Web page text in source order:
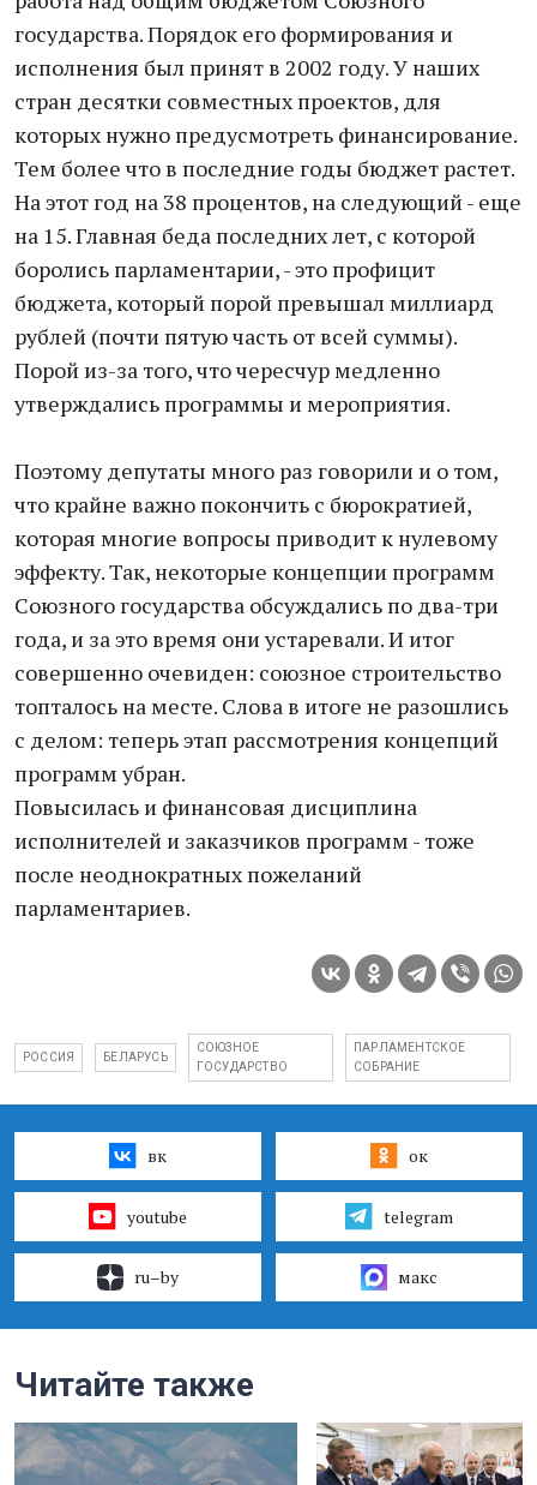
государства. Порядок его формирования и
исполнения был принят в 2002 году. У наших
стран десятки совместных проектов, для
которых нужно предусмотреть финансирование.
Тем более что в последние годы бюджет растет.
На этот год на 38 процентов, на следующий - еще
на 15. Главная беда последних лет, с которой
боролись парламентарии, - это профицит
бюджета, который порой превышал миллиард
рублей (почти пятую часть от всей суммы).
Порой из-за того, что чересчур медленно
утверждались программы и мероприятия.
Поэтому депутаты много раз говорили и о том,
что крайне важно покончить с бюрократией,
которая многие вопросы приводит к нулевому
эффекту. Так, некоторые концепции программ
Союзного государства обсуждались по два-три
года, и за это время они устаревали. И итог
совершенно очевиден: союзное строительство
топталось на месте. Слова в итоге не разошлись
с делом: теперь этап рассмотрения концепций
программ убран.
Повысилась и финансовая дисциплина
исполнителей и заказчиков программ - тоже
после неоднократных пожеланий
парламентариев.
РОССИЯ БЕЛАРУСЬ
СОЮЗНОЕ
ГОСУДАРСТВО
ПАРЛАМЕНТСКОЕ
СОБРАНИЕ
вк ок
youtube telegram
ru–by макс
Читайте также